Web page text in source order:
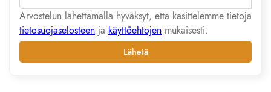
Arvostelun lähettämällä hyväksyt, että käsittelemme tietoja
tietosuojaselosteen ja käyttöehtojen mukaisesti.
Lähetä